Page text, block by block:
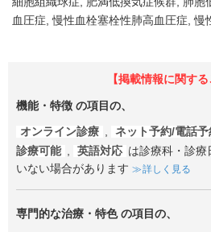
血圧症 慢性血栓塞栓性肺高血圧症 慢
【掲載情報に関する
機能・特徴 の項目の、
オンライン診療 , ネット予約/電話予
診療可能 , 英語対応 は診療科・診療
いない場合があります
詳しく見る
専門的な治療・特色の項目の、